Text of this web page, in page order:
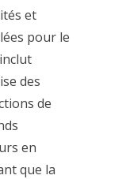
et
pour le
des
de
en
que la